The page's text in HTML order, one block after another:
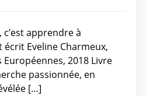
apprendre à
Eveline Charmeux,
2018 Livre
passionnée, en
[…]